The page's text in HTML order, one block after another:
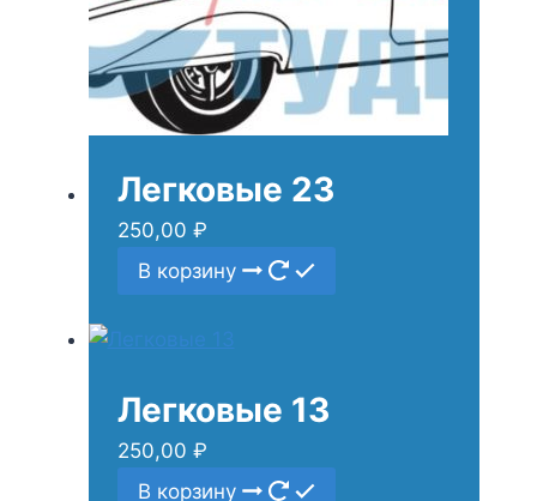
Легковые 23
250,00 ₽
В корзину
Легковые 13
250,00 ₽
В корзину